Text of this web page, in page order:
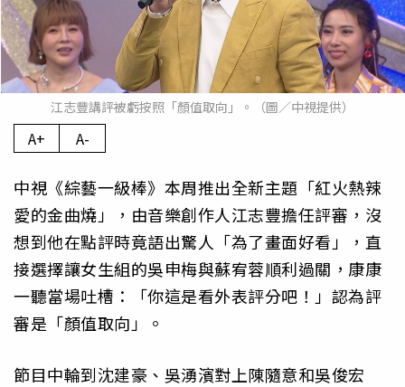
江志豐講評被虧按照「顏值取向」。（圖／中視提供）
A+ A-
中視《綜藝一級棒》本周推出全新主題「紅火熱辣
愛的金曲燒」，由音樂創作人江志豐擔任評審，沒
想到他在點評時竟語出驚人「為了畫面好看」，直
接選擇讓女生組的吳申梅與蘇宥蓉順利過關，康康
一聽當場吐槽：「你這是看外表評分吧！」認為評
審是「顏值取向」。
節目中輪到沈建豪、吳湧濱對上陳隨意和吳俊宏